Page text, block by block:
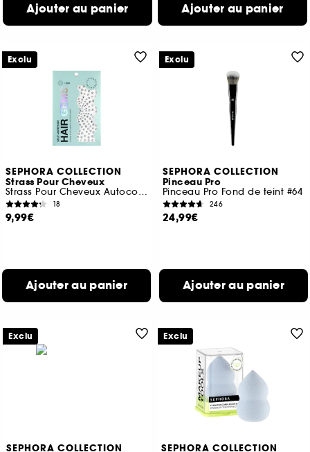
Ajouter au panier Ajouter au panier
SEPHORA COLLECTION
Strass Pour Cheveux
Strass Pour Cheveux Autocollants
18
9,99€
Ajouter au panier
Exclu
SEPHORA COLLECTION
Pinceau Pro
Pinceau Pro Fond de teint #64
246
24,99€
Ajouter au panier
Exclu
SEPHORA COLLECTION
Exclu
SEPHORA COLLECTION
Exclu